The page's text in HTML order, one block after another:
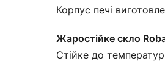
Корпус печі
Жаростійке скло
Стійке до